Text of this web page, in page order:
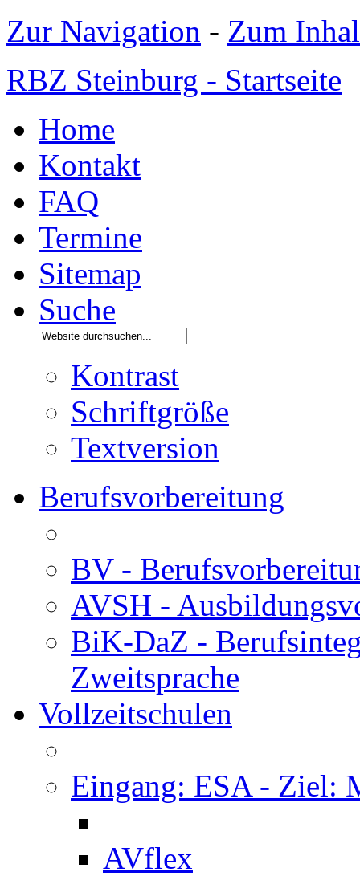
Zur Navigation - Zum
RBZ Steinburg - Startseite
Home
Kontakt
FAQ
Termine
Sitemap
Suche
Kontrast
Schriftgröße
Textversion
Berufsvorbereitung
BV -
AVSH -
BiK-DaZ -
Zweitsprache
Vollzeitschulen
Eingang: ESA - Ziel:
AVflex